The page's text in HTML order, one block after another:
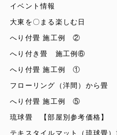
イベント情報
大東を〇まる楽しむ日
へり付畳 施工例 ②
へり付き畳 施工例⑥
へり付畳 施工例 ①
フローリング（洋間）から畳
へり付畳 施工例 ⑤
琉球畳 【部屋別参考価格】
テキスタイルマット（琉球畳）